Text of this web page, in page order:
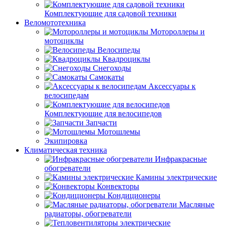
Комплектующие для садовой техники
Веломототехника
Мотороллеры и
мотоциклы
Велосипеды
Квадроциклы
Снегоходы
Самокаты
Аксессуары к
велосипедам
Комплектующие для велосипедов
Запчасти
Мотошлемы
Экипировка
Климатическая техника
Инфракрасные
обогреватели
Камины электрические
Конвекторы
Кондиционеры
Масляные
радиаторы, обогреватели